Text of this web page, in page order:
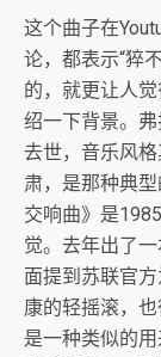
这个曲子在
论，都表示“猝
的，就更让人
绍一下背景。
去世，音乐风
肃，是那种典
交响曲》是
觉。去年出了
面提到苏联官
康的轻摇滚，
是一种类似的用